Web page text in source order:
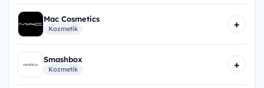
Mac Cosmetics
Kozmetik +
Smashbox
Kozmetik +